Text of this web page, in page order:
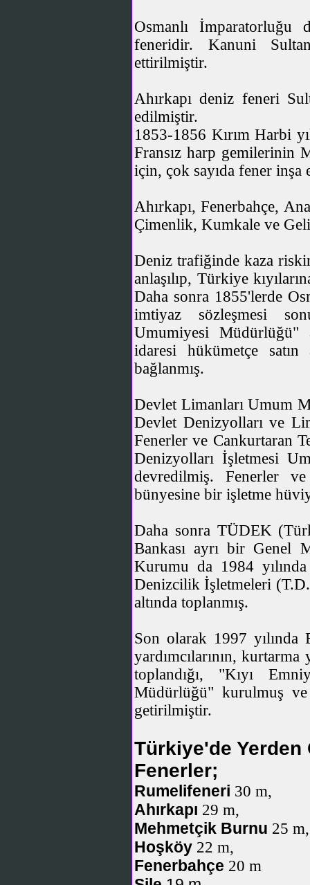
Osmanlı İmparatorluğu
feneridir. Kanuni
ettirilmiştir.
Ahırkapı deniz feneri
edilmiştir.
1853-1856 Kırım Harbi
Fransız harp gemilerinin
için, çok sayıda fener inşa
Ahırkapı, Fenerbahçe,
Çimenlik, Kumkale ve
Deniz trafiğinde kaza
anlaşılıp, Türkiye
Daha sonra 1855'lerde
imtiyaz sözleşmesi
Umumiyesi Müdürlüğü"
idaresi hükümetçe
bağlanmış.
Devlet Limanları Umum
Devlet Denizyolları ve
Fenerler ve Cankurtaran
Denizyolları İşletmesi
devredilmiş. Fenerler
bünyesine bir işletme
Daha sonra TÜDEK
Bankası ayrı bir Genel
Kurumu da 1984
Denizcilik İşletmeleri
altında toplanmış.
Son olarak 1997
yardımcılarının,
toplandığı, "Kıyı
Müdürlüğü" kurulmuş
getirilmiştir.
Türkiye'de Yerden
Fenerler;
Rumelifeneri 30 m,
Ahırkapı 29 m,
Mehmetçik Burnu 25 m,
Hoşköy 22 m,
Fenerbahçe 20 m